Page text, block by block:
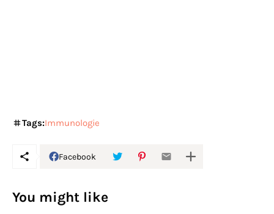
Tags:Immunologie
Facebook
You might like